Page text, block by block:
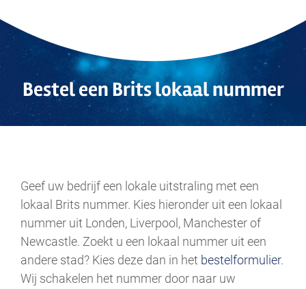
Bestel een Britslokaalnummer
Geef uw bedrijf een lokale uitstraling met een
lokaal Brits nummer. Kies hieronder uit een lokaal
nummer uit Londen, Liverpool, Manchester of
Newcastle. Zoekt u een lokaal nummer uit een
andere stad? Kies deze dan in het bestelformulier.
Wij schakelen het nummer door naar uw